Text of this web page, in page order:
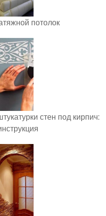
потолок
стен под кирпич: